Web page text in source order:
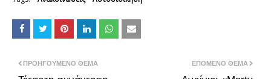
ΕΠΌΜΕΝΟ ΘΈΜΑ
ΠΡΟΗΓΟΎΜΕΝΟ ΘΈΜΑ